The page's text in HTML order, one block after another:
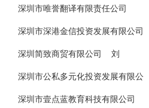
深圳市唯誉翻译有限责任公司
深圳市深港金信投资发展有限公司
深圳简致商贸有限公司 刘
深圳市公私多元化投资发展有限公
深圳市壹点蓝教育科技有限公司